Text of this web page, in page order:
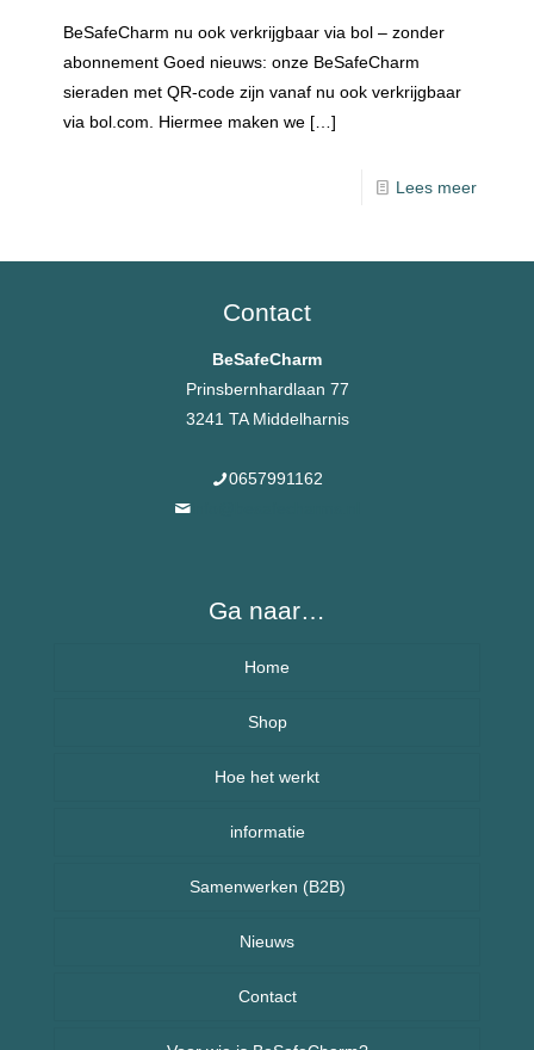
BeSafeCharm nu ook verkrijgbaar via bol – zonder
abonnement Goed nieuws: onze BeSafeCharm
sieraden met QR-code zijn vanaf nu ook verkrijgbaar
via bol.com. Hiermee maken we […]
Lees meer
Contact
BeSafeCharm
Prinsbernhardlaan 77
3241 TA Middelharnis
0657991162
Ga naar…
Home
Over BeSafeCharm – ons verhaal
Shop
Armbanden
Kettingen
Kinderen
Sport sieraden
Hoe het werkt
informatie
Veelgestelde vragen (FAQ) – BeSafeCharm
Retourneren & herroepingsrecht
Samenwerken (B2B)
Nieuws
Nieuws uit Nederland
Contact